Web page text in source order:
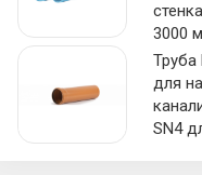
3000
для
SN4